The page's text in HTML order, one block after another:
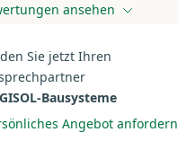
ansehen
Sie jetzt Ihren
Bausysteme
Angebot anfordern